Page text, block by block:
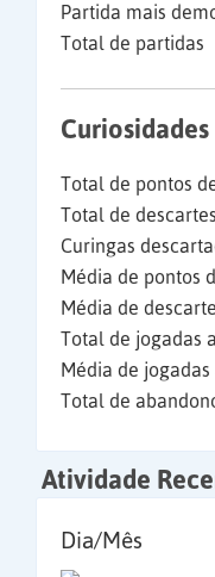
Partida mais
Total de partidas
Curiosidades
Total de pontos
Total de descartes
Curingas
Média de pontos
Média de
Total de jogadas
Média de
Total de
Atividade
Dia/Mês